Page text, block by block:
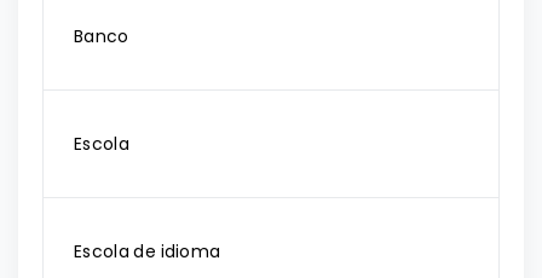
Banco
Escola
Escola de idioma